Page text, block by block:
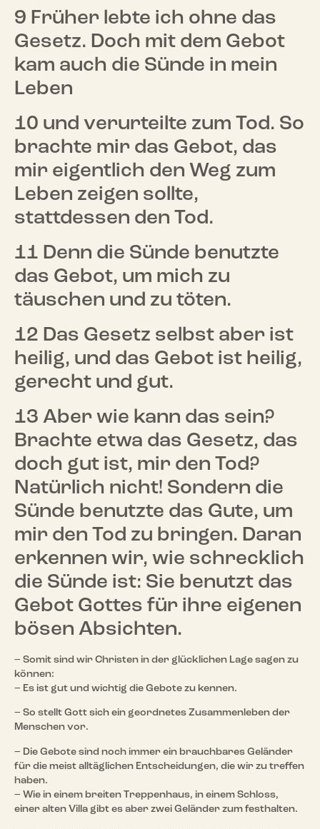
9 Früher lebte ich ohne das
Gesetz. Doch mit dem Gebot
kam auch die Sünde in mein
Leben
10 und verurteilte zum Tod. So
brachte mir das Gebot, das
mir eigentlich den Weg zum
Leben zeigen sollte,
stattdessen den Tod.
11 Denn die Sünde benutzte
das Gebot, um mich zu
täuschen und zu töten.
12 Das Gesetz selbst aber ist
heilig, und das Gebot ist heilig,
gerecht und gut.
13 Aber wie kann das sein?
Brachte etwa das Gesetz, das
doch gut ist, mir den Tod?
Natürlich nicht! Sondern die
Sünde benutzte das Gute, um
mir den Tod zu bringen. Daran
erkennen wir, wie schrecklich
die Sünde ist: Sie benutzt das
Gebot Gottes für ihre eigenen
bösen Absichten.
– Somit sind wir Christen in der glücklichen Lage sagen zu
können:
– Es ist gut und wichtig die Gebote zu kennen.
– So stellt Gott sich ein geordnetes Zusammenleben der
Menschen vor.
– Die Gebote sind noch immer ein brauchbares Geländer
für die meist alltäglichen Entscheidungen, die wir zu treffen
haben.
– Wie in einem breiten Treppenhaus, in einem Schloss,
einer alten Villa gibt es aber zwei Geländer zum festhalten.